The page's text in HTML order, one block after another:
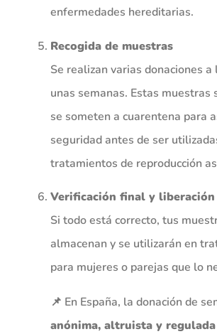
enfermedades hereditarias.
Recogida de muestras
Se realizan varias donaciones
unas semanas. Estas muestras
se someten a cuarentena para
seguridad antes de ser
tratamientos de reproducción
Verificación final y liberación
Si todo está correcto, tus
almacenan y se utilizarán en
para mujeres o parejas que lo
📌 En España, la donación de
anónima, altruista y regulada